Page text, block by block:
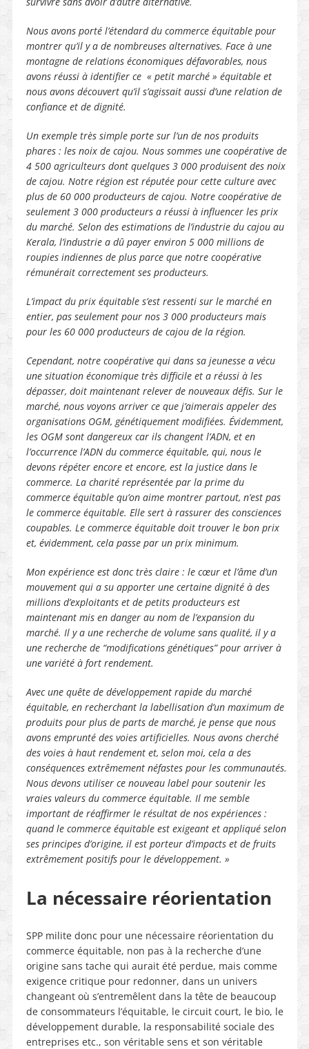
Nous avons porté l’étendard du commerce équitable pour
montrer qu’il y a de nombreuses alternatives. Face à une
montagne de relations économiques défavorables, nous
avons réussi à identifier ce « petit marché » équitable et
nous avons découvert qu’il s’agissait aussi d’une relation de
confiance et de dignité.
Un exemple très simple porte sur l’un de nos produits
phares : les noix de cajou. Nous sommes une coopérative de
4 500 agriculteurs dont quelques 3 000 produisent des noix
de cajou. Notre région est réputée pour cette culture avec
plus de 60 000 producteurs de cajou. Notre coopérative de
seulement 3 000 producteurs a réussi à influencer les prix
du marché. Selon des estimations de l’industrie du cajou au
Kerala, l’industrie a dû payer environ 5 000 millions de
roupies indiennes de plus parce que notre coopérative
rémunérait correctement ses producteurs.
L’impact du prix équitable s’est ressenti sur le marché en
entier, pas seulement pour nos 3 000 producteurs mais
pour les 60 000 producteurs de cajou de la région.
Cependant, notre coopérative qui dans sa jeunesse a vécu
une situation économique très difficile et a réussi à les
dépasser, doit maintenant relever de nouveaux défis. Sur le
marché, nous voyons arriver ce que j’aimerais appeler des
organisations OGM, génétiquement modifiées. Évidemment,
les OGM sont dangereux car ils changent l’ADN, et en
l’occurrence l’ADN du commerce équitable, qui, nous le
devons répéter encore et encore, est la justice dans le
commerce. La charité représentée par la prime du
commerce équitable qu’on aime montrer partout, n’est pas
le commerce équitable. Elle sert à rassurer des consciences
coupables. Le commerce équitable doit trouver le bon prix
et, évidemment, cela passe par un prix minimum.
Mon expérience est donc très claire : le cœur et l’âme d’un
mouvement qui a su apporter une certaine dignité à des
millions d’exploitants et de petits producteurs est
maintenant mis en danger au nom de l’expansion du
marché. Il y a une recherche de volume sans qualité, il y a
une recherche de “modifications génétiques” pour arriver à
une variété à fort rendement.
Avec une quête de développement rapide du marché
équitable, en recherchant la labellisation d’un maximum de
produits pour plus de parts de marché, je pense que nous
avons emprunté des voies artificielles. Nous avons cherché
des voies à haut rendement et, selon moi, cela a des
conséquences extrêmement néfastes pour les communautés.
Nous devons utiliser ce nouveau label pour soutenir les
vraies valeurs du commerce équitable. Il me semble
important de réaffirmer le résultat de nos expériences :
quand le commerce équitable est exigeant et appliqué selon
ses principes d’origine, il est porteur d’impacts et de fruits
extrêmement positifs pour le développement. »
La nécessaire réorientation
SPP milite donc pour une nécessaire réorientation du
commerce équitable, non pas à la recherche d’une
origine sans tache qui aurait été perdue, mais comme
exigence critique pour redonner, dans un univers
changeant où s’entremêlent dans la tête de beaucoup
de consommateurs l’équitable, le circuit court, le bio, le
développement durable, la responsabilité sociale des
entreprises etc., son véritable sens et son véritable